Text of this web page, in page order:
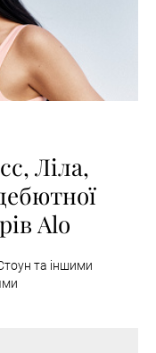
Ліла,
Alo
та іншими